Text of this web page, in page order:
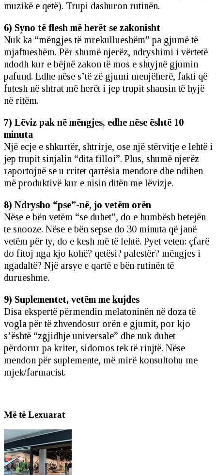
muzikë e qetë). Trupi dashuron rutinën.
6) Syno të flesh më herët se zakonisht
Nuk ka “mëngjes të mrekullueshëm” pa gjumë të
mjaftueshëm. Për shumë njerëz, ndryshimi i vërtetë
ndodh kur e bëjnë zakon të mos e shtyjnë gjumin
pafund. Edhe nëse s’të zë gjumi menjëherë, fakti që
futesh në shtrat më herët i jep trupit shansin të hyjë
në ritëm.
7) Lëviz pak në mëngjes, edhe nëse është 10
minuta
Një ecje e shkurtër, shtrirje, ose një stërvitje e lehtë i
jep trupit sinjalin “dita filloi”. Plus, shumë njerëz
raportojnë se u rritet qartësia mendore dhe ndihen
më produktivë kur e nisin ditën me lëvizje.
8) Ndrysho “pse”-në, jo vetëm orën
Nëse e bën vetëm “se duhet”, do e humbësh betejën
te snooze. Nëse e bën sepse do 30 minuta që janë
vetëm për ty, do e kesh më të lehtë. Pyet veten: çfarë
do fitoj nga kjo kohë? qetësi? palestër? mëngjes i
ngadaltë? Një arsye e qartë e bën rutinën të
durueshme.
9) Suplementet, vetëm me kujdes
Disa ekspertë përmendin melatoninën në doza të
vogla për të zhvendosur orën e gjumit, por kjo
s’është “zgjidhje universale” dhe nuk duhet
përdorur pa kriter, sidomos tek të rinjtë. Nëse
mendon për suplemente, më mirë konsultohu me
mjek/farmacist.
Më të Lexuarat